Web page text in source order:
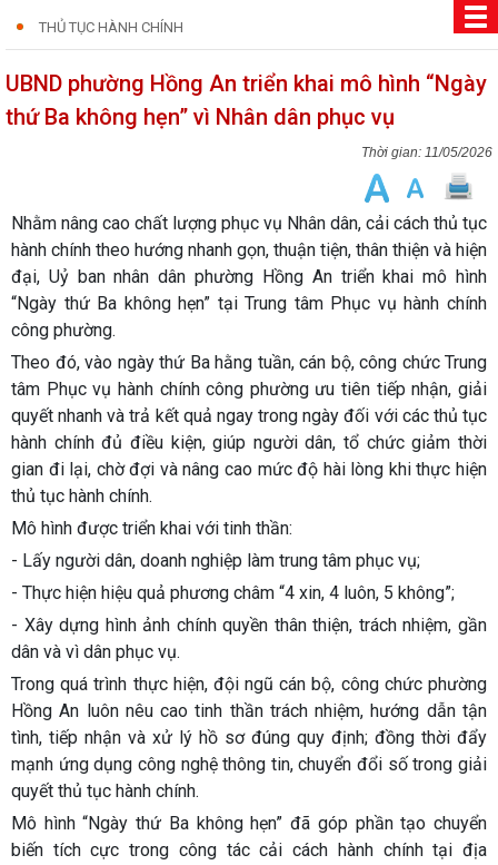
THỦ TỤC HÀNH CHÍNH
UBND phường Hồng An triển khai mô hình “Ngày
thứ Ba không hẹn” vì Nhân dân phục vụ
11/05/2026
Nhằm nâng cao chất lượng phục vụ Nhân dân, cải cách thủ tục
hành chính theo hướng nhanh gọn, thuận tiện, thân thiện và hiện
đại, Uỷ ban nhân dân phường Hồng An triển khai mô hình
“Ngày thứ Ba không hẹn” tại Trung tâm Phục vụ hành chính
công phường.
Theo đó, vào ngày thứ Ba hằng tuần, cán bộ, công chức Trung
tâm Phục vụ hành chính công phường ưu tiên tiếp nhận, giải
quyết nhanh và trả kết quả ngay trong ngày đối với các thủ tục
hành chính đủ điều kiện, giúp người dân, tổ chức giảm thời
gian đi lại, chờ đợi và nâng cao mức độ hài lòng khi thực hiện
thủ tục hành chính.
Mô hình được triển khai với tinh thần:
- Lấy người dân, doanh nghiệp làm trung tâm phục vụ;
- Thực hiện hiệu quả phương châm “4 xin, 4 luôn, 5 không”;
- Xây dựng hình ảnh chính quyền thân thiện, trách nhiệm, gần
dân và vì dân phục vụ.
Trong quá trình thực hiện, đội ngũ cán bộ, công chức phường
Hồng An luôn nêu cao tinh thần trách nhiệm, hướng dẫn tận
tình, tiếp nhận và xử lý hồ sơ đúng quy định; đồng thời đẩy
mạnh ứng dụng công nghệ thông tin, chuyển đổi số trong giải
quyết thủ tục hành chính.
Mô hình “Ngày thứ Ba không hẹn” đã góp phần tạo chuyển
biến tích cực trong công tác cải cách hành chính tại địa